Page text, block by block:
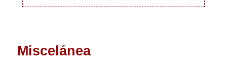
Miscelánea